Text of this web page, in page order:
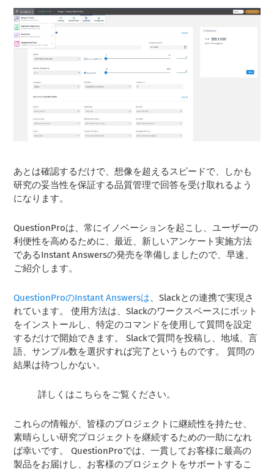
あとは確認するだけで、想像を超えるスピードで、しかも
研究の妥当性を保証する品質管理で回答を受け取れるよう
になります。
QuestionProは、常にイノベーションを起こし、ユーザーの
利便性を高めるために、最近、新しいアンケート実施方法
であるInstant Answersの発売を準備しましたので、早速、
ご紹介します。
QuestionProのInstant Answersは、Slackとの連携で実現さ
れています。 使用方法は、Slackのワークスペースにボット
をインストールし、特定のコマンドを使用して質問を設定
するだけで開始できます。 Slackで質問を投稿し、地域、言
語、サンプル数を選択すれば完了というものです。 質問の
結果は待つしかない。
詳しくはこちらをご覧ください。
これらの情報が、皆様のプロジェクトに継続性を持たせ、
素晴らしい研究プロジェクトを継続するための一助になれ
ば幸いです。 QuestionProでは、一貫してお客様に最高の
製品をお届けし、お客様のプロジェクトをサポートするこ